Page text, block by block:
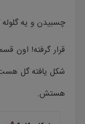
چسبیدن و یه
قرار گرفته! اون
شکل یافته گل
هستش.